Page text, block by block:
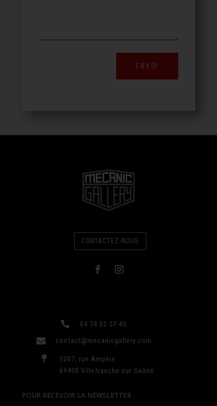
ENVOI
CONTACTEZ-NOUS
 04 74 02 57 45
 contact@mecanicgallery.com

1007, rue Ampère
69400 Villefranche sur Saône
POUR RECEVOIR LA NEWSLETTER :